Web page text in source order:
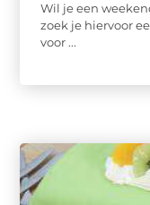
Wil je een
zoek je hiervoor
voor ...